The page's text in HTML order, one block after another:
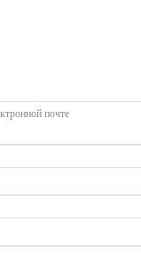
почте